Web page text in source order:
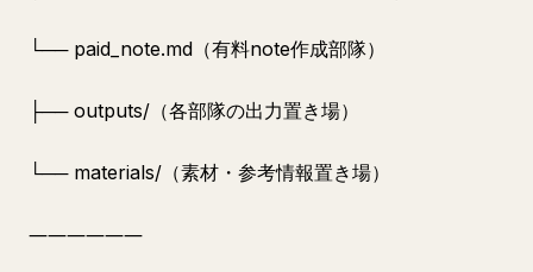
└── paid_note.md（有料note作成部隊）
├── outputs/（各部隊の出力置き場）
└── materials/（素材・参考情報置き場）
――――――